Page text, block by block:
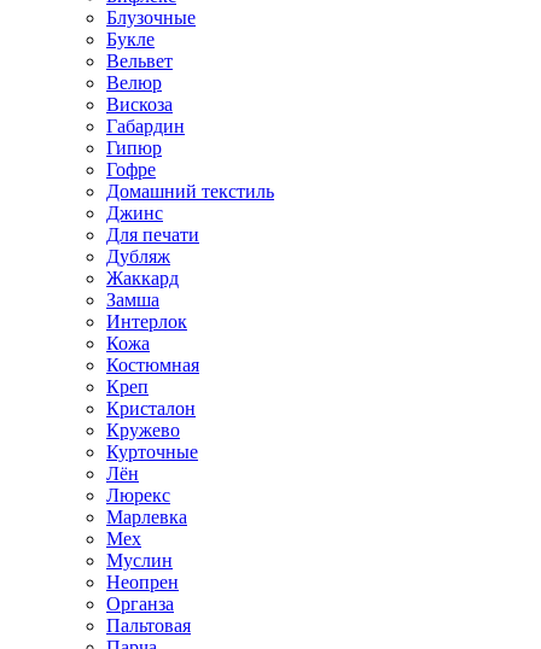
Блузочные
Букле
Вельвет
Велюр
Вискоза
Габардин
Гипюр
Гофре
Домашний текстиль
Джинс
Для печати
Дубляж
Жаккард
Замша
Интерлок
Кожа
Костюмная
Креп
Кристалон
Кружево
Курточные
Лён
Люрекс
Марлевка
Мех
Муслин
Неопрен
Органза
Пальтовая